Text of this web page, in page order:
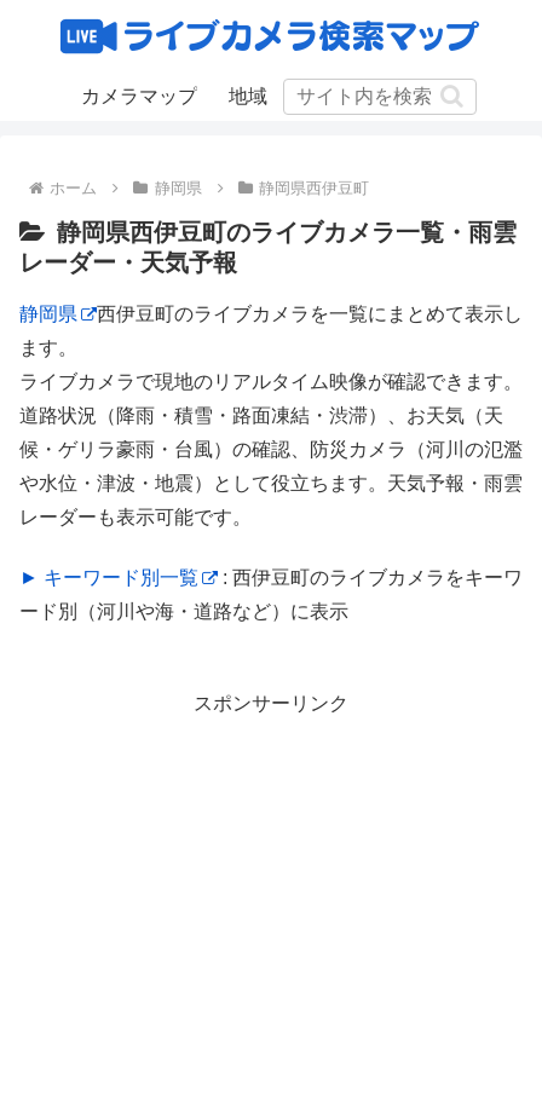
カメラマップ 地域
ホーム 静岡県 静岡県西伊豆町
静岡県西伊豆町のライブカメラ一覧・雨雲
レーダー・天気予報
静岡県
西伊豆町のライブカメラを一覧にまとめて表示し
ます。
ライブカメラで現地のリアルタイム映像が確認できます。
道路状況（降雨・積雪・路面凍結・渋滞）、お天気（天
候・ゲリラ豪雨・台風）の確認、防災カメラ（河川の氾濫
や水位・津波・地震）として役立ちます。天気予報・雨雲
レーダーも表示可能です。
► キーワード別一覧
: 西伊豆町のライブカメラをキーワ
ード別（河川や海・道路など）に表示
スポンサーリンク